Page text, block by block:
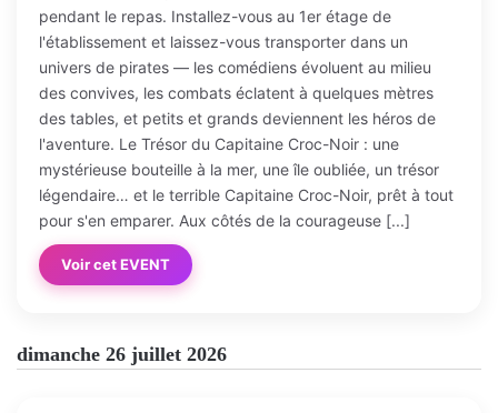
pendant le repas. Installez-vous au 1er étage de
l'établissement et laissez-vous transporter dans un
univers de pirates — les comédiens évoluent au milieu
des convives, les combats éclatent à quelques mètres
des tables, et petits et grands deviennent les héros de
l'aventure. Le Trésor du Capitaine Croc-Noir : une
mystérieuse bouteille à la mer, une île oubliée, un trésor
légendaire… et le terrible Capitaine Croc-Noir, prêt à tout
pour s'en emparer. Aux côtés de la courageuse [...]
Voir cet EVENT
dimanche 26 juillet 2026